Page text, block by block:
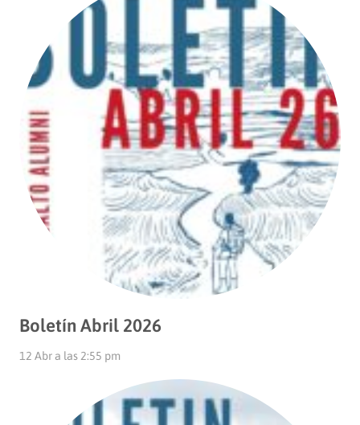
Boletín Abril 2026
12 Abr a las 2:55 pm